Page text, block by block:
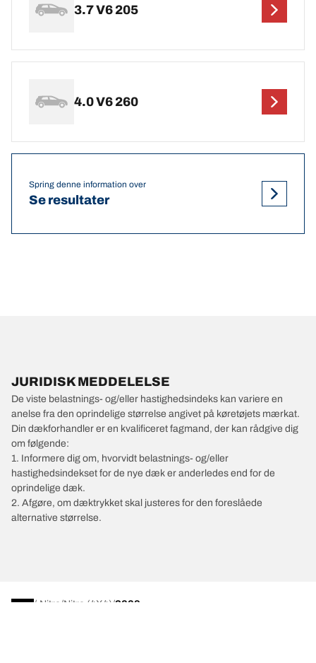
3.7 V6 205
4.0 V6 260
Spring denne information over
Se resultater
JURIDISK MEDDELELSE
De viste belastnings- og/eller hastighedsindeks kan variere en
anelse fra den oprindelige størrelse angivet på køretøjets mærkat.
Din dækforhandler er en kvalificeret fagmand, der kan rådgive dig
om følgende:
1. Informere dig om, hvorvidt belastnings- og/eller
hastighedsindekset for de nye dæk er anderledes end for de
oprindelige dæk.
2. Afgøre, om dæktrykket skal justeres for den foreslåede
alternative størrelse.
/ Nitro Nitro (4X4) 2008